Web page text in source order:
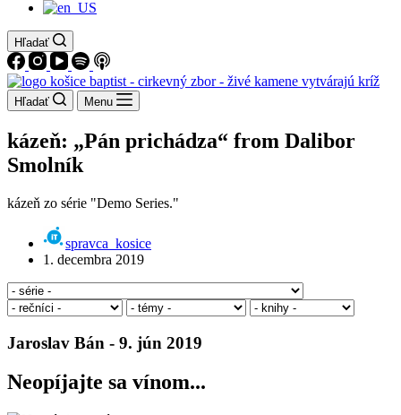
Hľadať
Hľadať Menu
kázeň: „Pán prichádza“ from Dalibor
Smolník
kázeň zo série "Demo Series."
spravca_kosice
1. decembra 2019
Jaroslav Bán - 9. jún 2019
Neopíjajte sa vínom...